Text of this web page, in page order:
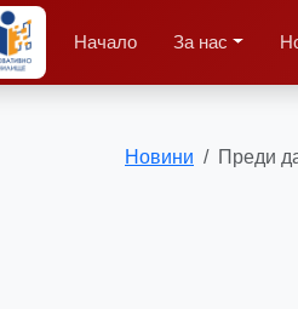
Начало За нас
Новини Преди